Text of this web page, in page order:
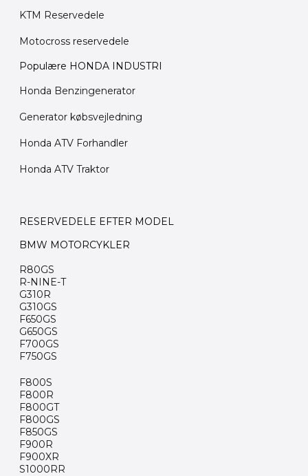
KTM Reservedele
Motocross reservedele
Populære HONDA INDUSTRI
Honda Benzingenerator
Generator købsvejledning
Honda ATV Forhandler
Honda ATV Traktor
RESERVEDELE EFTER MODEL
BMW MOTORCYKLER
R80GS
R-NINE-T
G310R
G310GS
F650GS
G650GS
F700GS
F750GS
F800S
F800R
F800GT
F800GS
F850GS
F900R
F900XR
S1000RR